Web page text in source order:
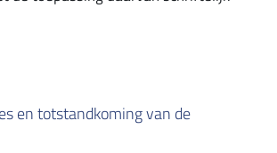
en totstandkoming van de